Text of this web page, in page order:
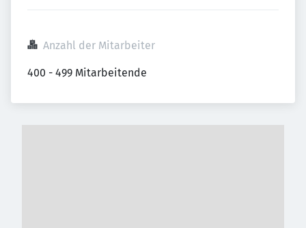
Anzahl der Mitarbeiter
400 - 499 Mitarbeitende